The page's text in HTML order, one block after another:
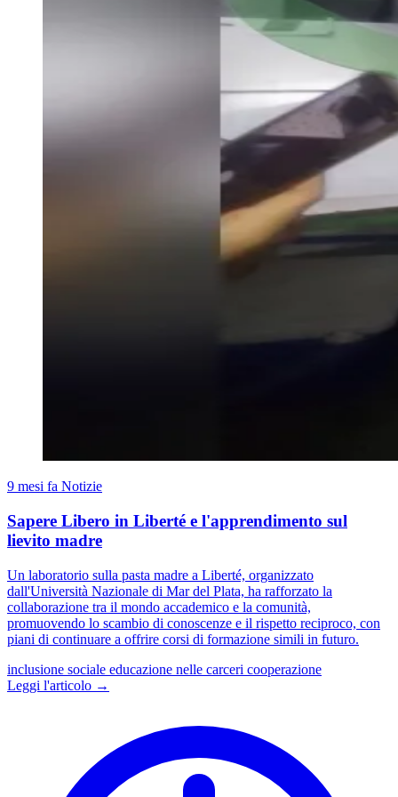
9 mesi fa Notizie
Sapere Libero in Liberté e l'apprendimento sul
lievito madre
Un laboratorio sulla pasta madre a Liberté, organizzato
dall'Università Nazionale di Mar del Plata, ha rafforzato la
collaborazione tra il mondo accademico e la comunità,
promuovendo lo scambio di conoscenze e il rispetto reciproco, con
piani di continuare a offrire corsi di formazione simili in futuro.
inclusione sociale educazione nelle carceri cooperazione
Leggi l'articolo →